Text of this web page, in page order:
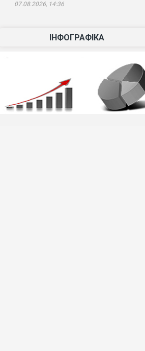
07.08.2026, 14:36
ІНФОГРАФІКА